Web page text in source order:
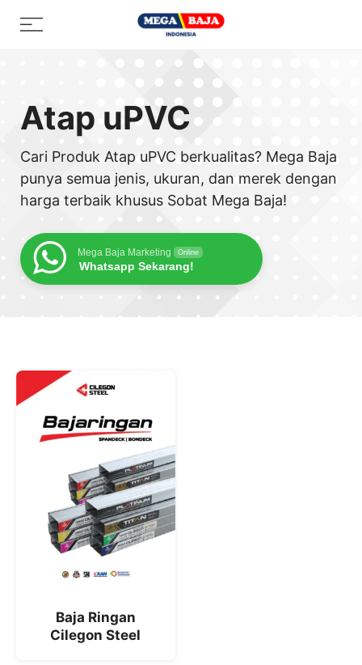
Menu
Atap uPVC
Cari Produk Atap uPVC berkualitas? Mega Baja
punya semua jenis, ukuran, dan merek dengan
harga terbaik khusus Sobat Mega Baja!
Mega Baja Marketing Online
Whatsapp Sekarang!
Baja Ringan
Cilegon Steel